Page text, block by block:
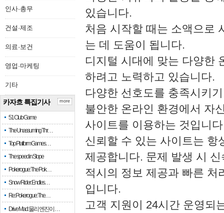
인사·총무
건설·제조
의료·보건
영업·마케팅
기타
카자흐 특집기사
51 Club Game
The Unassuming Thr…
Top Platform Games…
The speed in Slope
Pokerogue: The Pok…
Snow Rider: Endles…
Re: Pokerogue: The…
Drive Mad: 물리 엔진이 …
more
있습니다.
처음 시작할 때는 소액으로
는 데 도움이 됩니다.
디지털 시대에 맞는 다양한
하려고 노력하고 있습니다.
다양한 선호도를 충족시키
불안한 온라인 환경에서 자
사이트를 이용하는 것입니
신뢰할 수 있는 사이트는 항
제공합니다. 문제 발생 시
적시의 정보 제공과 빠른 처
입니다.
고객 지원이 24시간 운영되